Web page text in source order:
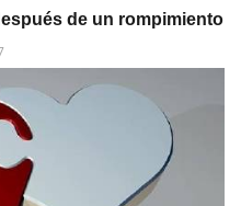
de un rompimiento